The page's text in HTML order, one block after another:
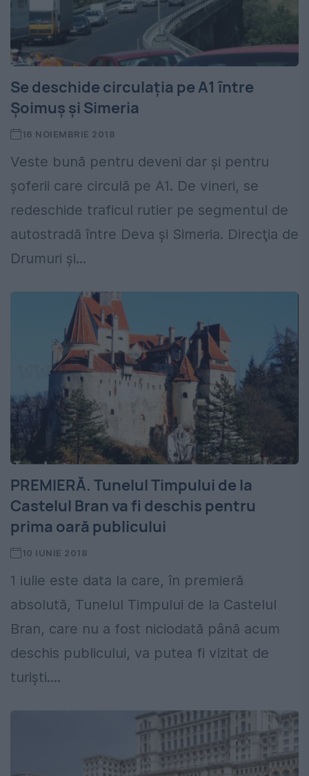
Se deschide circulația pe A1 între
Șoimuș și Simeria
16 NOIEMBRIE 2018
Veste bună pentru deveni dar și pentru
şoferii care circulă pe A1. De vineri, se
redeschide traficul rutier pe segmentul de
autostradă între Deva şi Simeria. Direcţia de
Drumuri şi...
PREMIERĂ. Tunelul Timpului de la
Castelul Bran va fi deschis pentru
prima oară publicului
10 IUNIE 2018
1 iulie este data la care, în premieră
absolută, Tunelul Timpului de la Castelul
Bran, care nu a fost niciodată până acum
deschis publicului, va putea fi vizitat de
turişti....